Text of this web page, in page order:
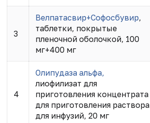
3
Велпатасвир+Софосбувир,
таблетки, покрытые
пленочной оболочкой, 100
мг+400 мг
4
Олипудаза альфа,
лиофилизат для
приготовления концентрата
для приготовления раствора
для инфузий, 20 мг